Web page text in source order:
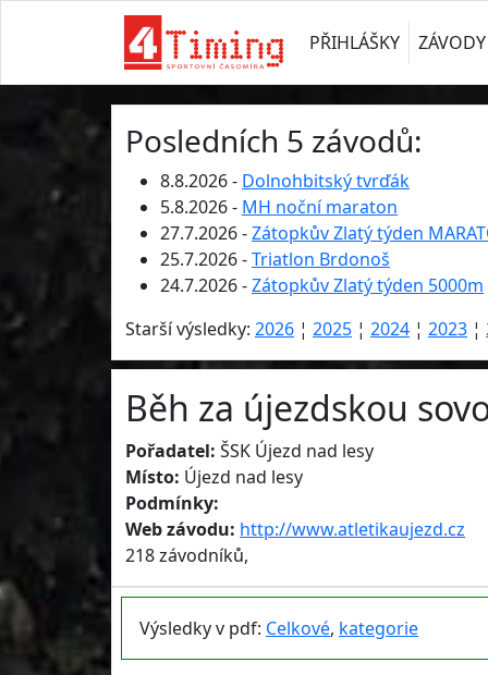
PŘIHLÁŠKY ZÁVODY
Posledních 5 závodů:
8.8.2026 - Dolnohbitský tvrďák
5.8.2026 - MH noční maraton
27.7.2026 -Zátopkův Zlatý týden
25.7.2026 -Triatlon Brdonoš
24.7.2026 -Zátopkův Zlatý týden 5000m
Starší výsledky: 2026 ¦ 2025 ¦ 2024 ¦ 2023 ¦
Běh za újezdskou
Pořadatel: ŠSK Újezd nad lesy
Místo: Újezd nad lesy
Podmínky:
Web závodu: http://www.atletikaujezd.cz
218 závodníků,
Výsledky v pdf: Celkové, kategorie